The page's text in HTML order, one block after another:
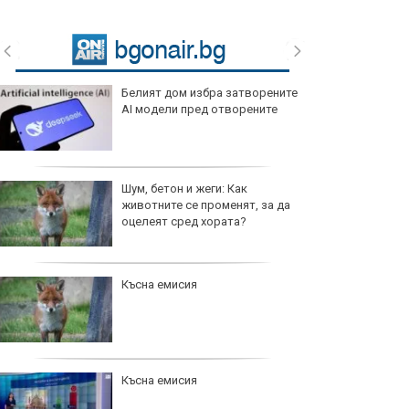
Белият дом избра затворените
AI модели пред отворените
Шум, бетон и жеги: Как
животните се променят, за да
оцелеят сред хората?
Късна емисия
Късна емисия